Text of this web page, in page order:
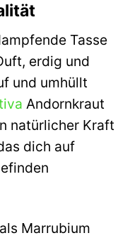
Tasse
erdig und
und umhüllt
Andornkraut
natürlicher Kraft
dich auf
Marrubium